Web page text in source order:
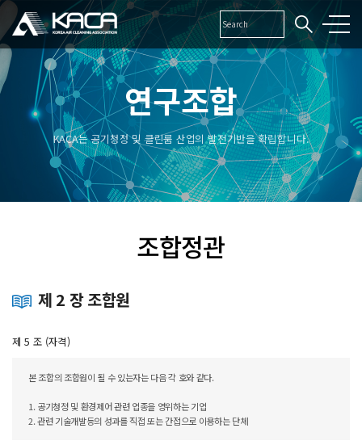
연구조합
KACA는 공기청정 및 클린룸 산업의 발전기반을 확립합니다.
조합정관
제 2 장 조합원
제 5 조 (자격)
본 조합의 조합원이 될 수 있는자는 다음 각 호와 같다.
1. 공기청정 및 환경제어 관련 업종을 영위하는 기업
2. 관련 기술개발등의 성과를 직접 또는 간접으로 이용하는 단체